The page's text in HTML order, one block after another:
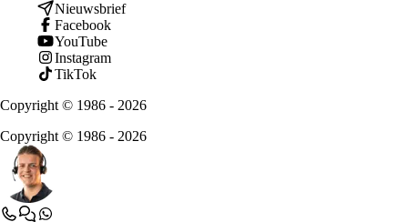
Nieuwsbrief
Facebook
YouTube
Instagram
TikTok
Copyright © 1986 - 2026
Copyright © 1986 - 2026